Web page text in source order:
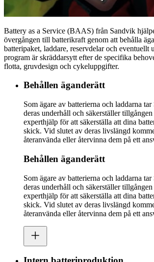
Battery as a Service (BAAS) från Sandvik
övergången till batterikraft genom att behålla
batteripaket, laddare, reservdelar och eventuellt
program är skräddarsytt efter de specifika
flotta, gruvdesign och cykeluppgifter.
Behållen äganderätt
Som ägare av batterierna och laddarna
deras underhåll och säkerställer
experthjälp för att säkerställa att dina
skick. Vid slutet av deras livslängd
återanvända eller återvinna dem på ett
Behållen äganderätt
Som ägare av batterierna och laddarna
deras underhåll och säkerställer
experthjälp för att säkerställa att dina
skick. Vid slutet av deras livslängd
återanvända eller återvinna dem på ett